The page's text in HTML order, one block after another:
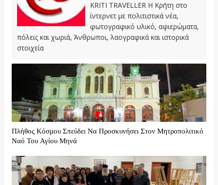
KRITI TRAVELLER Η Κρήτη στο
ίντερνετ με πολιτιστικά νέα,
φωτογραφικό υλικό, αφιερώματα,
πόλεις και χωριά, Άνθρωποι, λαογραφικά και ιστορικά
στοιχεία
Πλήθος Κόσμου Σπεύδει Να Προσκυνήσει Στον Μητροπολιτικό
Ναό Του Αγίου Μηνά